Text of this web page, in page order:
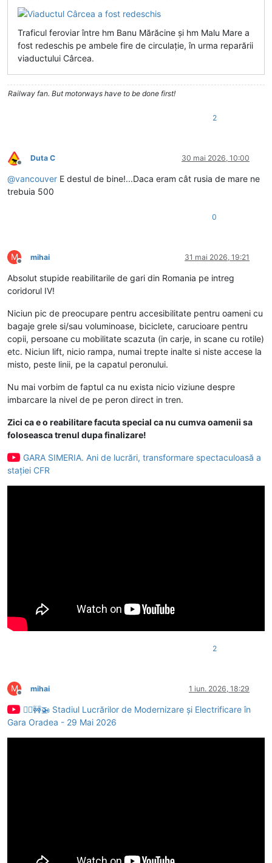
Traficul feroviar între hm Banu Mărăcine și hm Malu Mare a
fost redeschis pe ambele fire de circulație, în urma reparării
viaductului Cârcea.
Railway fan. But motorways have to be done first!
2
Deconectat
Duta C 30 mai 2026, 10:00
@vancouver E destul de bine!...Daca eram cât rusia de mare ne
trebuia 500
0
M
Deconectat
mihai 31 mai 2026, 19:21
Absolut stupide reabilitarile de gari din Romania pe intreg
coridorul IV!
Niciun pic de preocupare pentru accesibilitate pentru oameni cu
bagaje grele si/sau voluminoase, biciclete, carucioare pentru
copii, persoane cu mobilitate scazuta (in carje, in scane cu rotile)
etc. Niciun lift, nicio rampa, numai trepte inalte si niste accese la
misto, peste linii, pe la capatul peronului.
Nu mai vorbim de faptul ca nu exista nicio viziune despre
imbarcare la nivel de pe peron direct in tren.
Zici ca e o reabilitare facuta special ca nu cumva oamenii sa
foloseasca trenul dupa finalizare!
GARA SIMERIA. Ani de lucrări, transformare spectaculoasă a
stației CFR
2
M
Deconectat
mihai 1 iun. 2026, 18:29
👷‍♂️🚧🚁 Stadiul Lucrărilor de Modernizare și Electrificare în
Gara Oradea - 29 Mai 2026